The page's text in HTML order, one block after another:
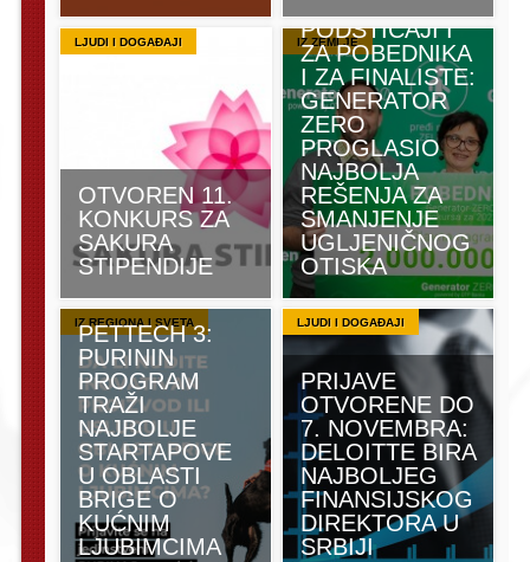
LJUDI I DOGAĐAJI
OTVOREN 11.
KONKURS ZA
SAKURA
STIPENDIJE
IZ ZEMLJE
PODSTICAJI I
ZA POBEDNIKA
I ZA FINALISTE:
GENERATOR
ZERO
PROGLASIO
NAJBOLJA
REŠENJA ZA
SMANJENJE
UGLJENIČNOG
OTISKA
IZ REGIONA I SVETA
PETTECH 3:
PURININ
PROGRAM
TRAŽI
NAJBOLJE
STARTAPOVE
U OBLASTI
BRIGE O
KUĆNIM
LJUBIMCIMA
LJUDI I DOGAĐAJI
PRIJAVE
OTVORENE DO
7. NOVEMBRA:
DELOITTE BIRA
NAJBOLJEG
FINANSIJSKOG
DIREKTORA U
SRBIJI